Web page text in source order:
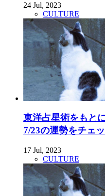
24 Jul, 2023
CULTURE
東洋占星術をもと
7/23の運勢をチェッ
17 Jul, 2023
CULTURE